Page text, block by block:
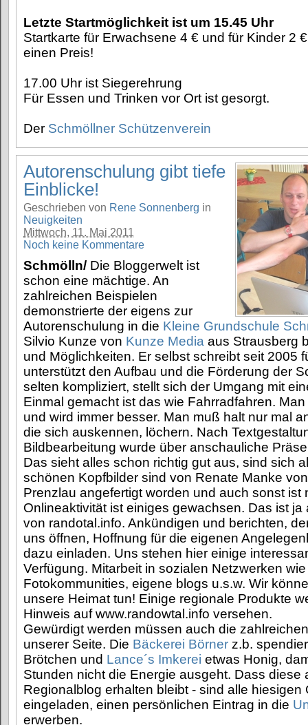
Letzte Startmöglichkeit ist um 15.45 Uhr
Startkarte für Erwachsene 4 € und für Kinder 2
einen Preis!
17.00 Uhr ist Siegerehrung
Für Essen und Trinken vor Ort ist gesorgt.
Der Schmöllner Schützenverein
Autorenschulung gibt tiefe
Einblicke!
Geschrieben von Rene Sonnenberg in
Neuigkeiten
Mittwoch, 11. Mai 2011
Noch keine Kommentare
Schmölln/ Die Bloggerwelt ist
schon eine mächtige. An
zahlreichen Beispielen
demonstrierte der eigens zur
Autorenschulung in die Kleine Grundschule
Silvio Kunze von Kunze Media aus Strausberg
und Möglichkeiten. Er selbst schreibt seit 2005
unterstützt den Aufbau und die Förderung der
selten kompliziert, stellt sich der Umgang mit
Einmal gemacht ist das wie Fahrradfahren.
und wird immer besser. Man muß halt nur mal
die sich auskennen, löchern. Nach
Bildbearbeitung wurde über anschauliche
Das sieht alles schon richtig gut aus, sind sich
schönen Kopfbilder sind von Renate Manke
Prenzlau angefertigt worden und auch sonst ist
Onlineaktivität ist einiges gewachsen. Das ist
von randotal.info. Ankündigen und berichten,
uns öffnen, Hoffnung für die eigenen
dazu einladen. Uns stehen hier einige
Verfügung. Mitarbeit in sozialen Netzwerken
Fotokommunities, eigene blogs u.s.w. Wir
unsere Heimat tun! Einige regionale Produkte
Hinweis auf www.randowtal.info versehen.
Gewürdigt werden müssen auch die
unserer Seite. Die Bäckerei Börner z.b.
Brötchen und Lance´s Imkerei etwas Honig,
Stunden nicht die Energie ausgeht. Dass diese
Regionalblog erhalten bleibt - sind alle hiesigen
eingeladen, einen persönlichen Eintrag in die
erwerben.